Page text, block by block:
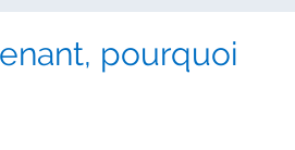
pourquoi